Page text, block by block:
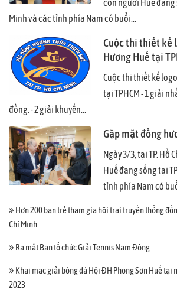
con người Huế đang
Minh và các tỉnh phía Nam có buổi...
Cuộc thi thiết kế
Hương Huế tại
Cuộc thi thiết kế
tại TPHCM - 1 giải
đồng. - 2 giải khuyến...
Gặp mặt đồng
Ngày 3/3, tại TP. Hồ
Huế đang sống tại
tỉnh phía Nam có
Hơn 200 bạn trẻ tham gia hội trại truyền thống
Chí Minh
Ra mắt Ban tổ chức Giải Tennis Nam Đông
Khai mac giải bóng đá Hội ĐH Phong Sơn Huế tại
2023